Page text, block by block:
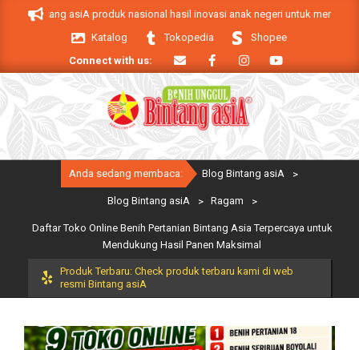
asiA produk nasional hasil inovasi anak negeri untuk mendukung
Katalog
Tokopedia
Shopee
Connect with us:
Primary
Anda sedang membaca: Blog Bintang asiA >
Blog Bintang asiA > Ragam >
Daftar Toko Online Benih Pertanian Bintang Asia Terpercaya untuk
Mendukung Hasil Panen Maksimal
Produk Terbaru: Check produk terbaru kami di web
resmi Bintang asiA